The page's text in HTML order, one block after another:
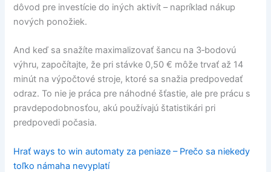
dôvod pre investície do iných aktivít – napríklad nákup
nových ponožiek.
And keď sa snažíte maximalizovať šancu na 3‑bodovú
výhru, započítajte, že pri stávke 0,50 € môže trvať až 14
minút na výpočtové stroje, ktoré sa snažia predpovedať
odraz. To nie je práca pre náhodné šťastie, ale pre prácu s
pravdepodobnosťou, akú používajú štatistikári pri
predpovedi počasia.
Hrať ways to win automaty za peniaze – Prečo sa niekedy
toľko námaha nevyplatí